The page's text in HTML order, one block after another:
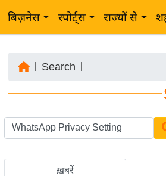
बिज़नेस स्पोर्ट्स राज्यों से
Search
ख़बरें